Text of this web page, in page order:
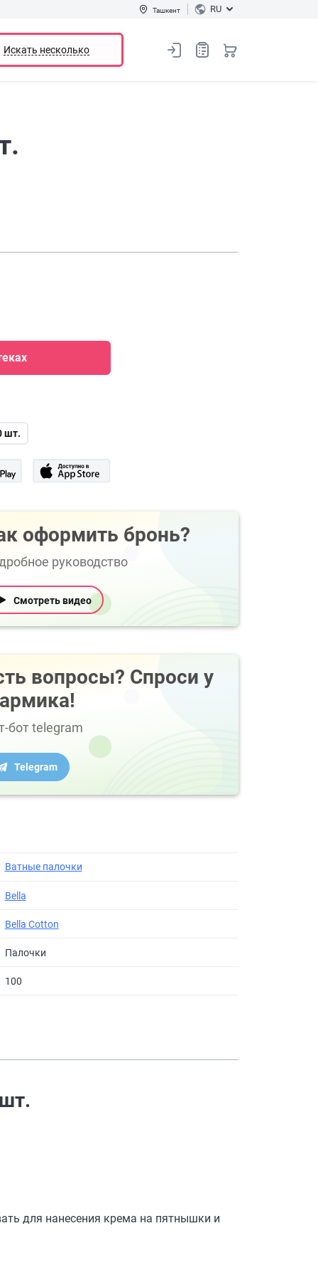
Ташкент RU
Искать несколько
шт.
оформить бронь?
руководство
Смотреть видео
вопросы? Спроси у
бот telegram
Telegram
Ватные палочки
Bella
Bella Cotton
Палочки
100
для нанесения крема на пятнышки и